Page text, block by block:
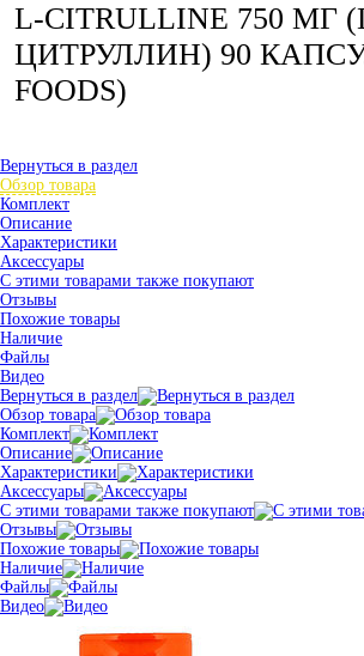
L-CITRULLINE 750 МГ
ЦИТРУЛЛИН) 90
FOODS)
Вернуться в раздел
Обзор товара
Комплект
Описание
Характеристики
Аксессуары
С этими товарами также покупают
Отзывы
Похожие товары
Наличие
Файлы
Видео
Вернуться в раздел
Обзор товара
Комплект
Описание
Характеристики
Аксессуары
С этими товарами также покупают
Отзывы
Похожие товары
Наличие
Файлы
Видео